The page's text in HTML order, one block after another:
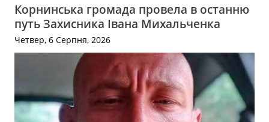
Корнинська громада провела в останню
путь Захисника Івана Михальченка
Четвер, 6 Серпня, 2026